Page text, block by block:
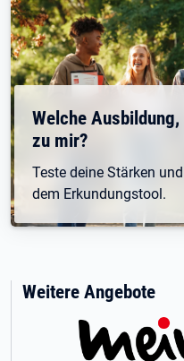
Welche
zu mir?
Teste deine Stärken
dem Erkundungstool.
Weitere Angebote